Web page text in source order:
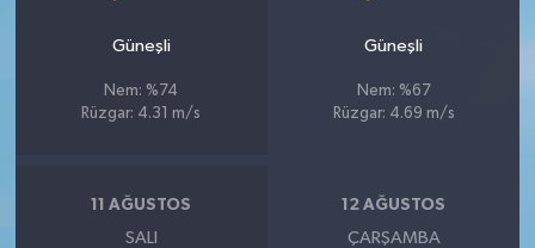
Güneşli
Nem: %74
Rüzgar: 4.31 m/s
Güneşli
Nem: %67
Rüzgar: 4.69 m/s
11 AĞUSTOS
SALI
12 AĞUSTOS
ÇARŞAMBA
ÜLKE GÜNDEMİ
YEREL